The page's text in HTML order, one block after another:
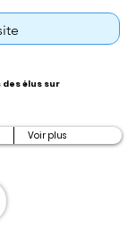
des élus sur
Voir plus